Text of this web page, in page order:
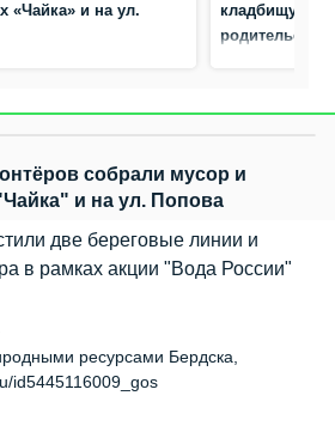
«Чайка» и на ул.
кладбищу в
родительскую
собрали мусор и
и на ул. Попова
две береговые линии и
в рамках акции "Вода России"
ресурсами Бердска,
id5445116009_gos